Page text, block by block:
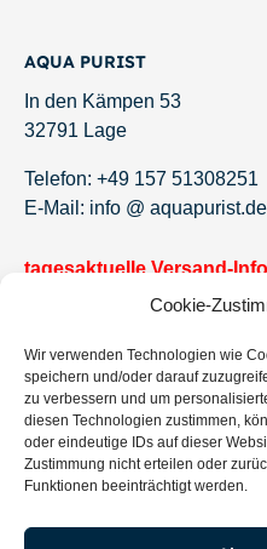
Cookie-
Wir verwenden Technologien wie
speichern und/oder darauf
zu verbessern und um
diesen Technologien zustimmen,
oder eindeutige IDs auf dieser
Zustimmung nicht erteilen oder
Funktionen beeinträchtigt werden.
AQUA PURIST
In den Kämpen 53
32791 Lage
Telefon: +49 157 51308251
E-Mail: info @ aquapurist.de
tagesaktuelle Versand-
Jetzt eintragen und keine
mehr verpassen.